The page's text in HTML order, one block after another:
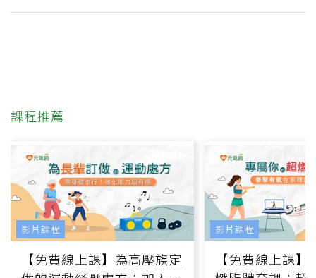
課程推薦
【免費線上課】為高壓族定
影片課程
【免費線上課
影片課程